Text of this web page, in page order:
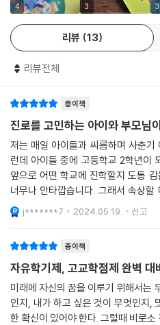
특히 ▲Ⅲ. 중등 자기 이해 부분에서는
관 검사, MBTI 검사, 에니어그램 검사
를 명확하게 설정하고 계획하도록 도
일을 했을 때 행복한가를 생각하는 시
도서 『초·중·고 진로 연계 교육 AI 진로
습 상담 전문가로 활발히 활동하며 학
설팅을 진행하고 있는 노성빈, 김지영
전문가 저자가 함께 만든 책입니다.
4 3 3
리뷰 13
리뷰전체
종이책
진로를 고민하는 아이와 부모님
저는 매일 아이들과 씨름하며 사춘
런데 아이들 중에 고등학교 2학년이
앞으로 어떤 학교에 진학할지 도통
너무나 안타깝습니다. 그래서 속상
이들이 초등시절과 중등 기간에 이 책
구체적인 방향을
j*******7 2024.05.19. 신고
종이책
자유학기제, 고교학점제 완벽 대
미래에 자신의 꿈을 이루기 위해서는
인지, 내가 하고 싶은 것이 무엇인지,
한 확신이 있어야 한다. 그럴때 비로